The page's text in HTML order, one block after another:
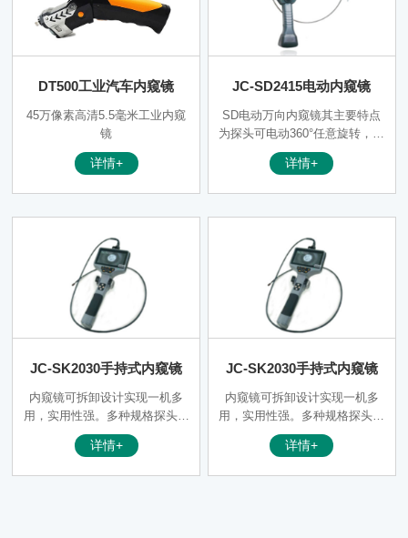
DT500工业汽车内窥镜
45万像素高清5.5毫米工业内窥
镜
详情+
JC-SD2415电动内窥镜
SD电动万向内窥镜其主要特点
为探头可电动360°任意旋转，探
头转向由方向控制摇杆进行精
确控制，操纵杆可以控制前端探
详情+
JC-SK2030手持式内窥镜
内窥镜可拆卸设计实现一机多
用，实用性强。多种规格探头选
配，客户根据应用环境自由更换
不同直径长度的插入管。
详情+
JC-SK2030手持式内窥镜
内窥镜可拆卸设计实现一机多
用，实用性强。多种规格探头选
配，客户根据应用环境自由更换
不同直径长度的插入管。
详情+